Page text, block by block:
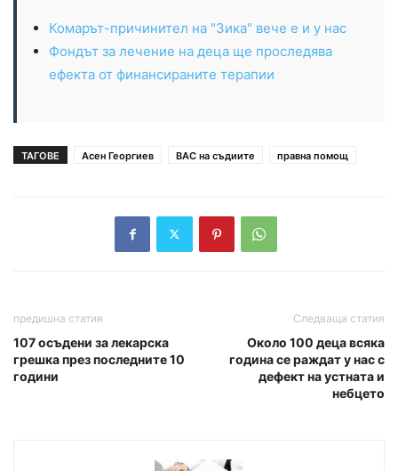
Комарът-причинител на "Зика" вече е и у нас
Фондът за лечение на деца ще проследява
ефекта от финансираните терапии
ТАГОВЕ Асен Георгиев ВАС на съдиите правна помощ
предишна статия
107 осъдени за лекарска
грешка през последните 10
години
Следваща статия
Около 100 деца всяка
година се раждат у нас с
дефект на устната и
небцето